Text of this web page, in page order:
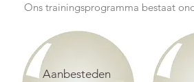
Ons trainingsprogramma bestaat
Aanbesteden